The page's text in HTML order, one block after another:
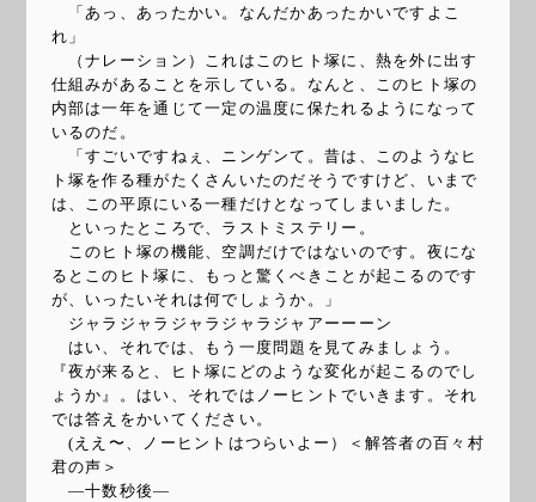
「あっ、あったかい。なんだかあったかいですよこ
れ」
（ナレーション）これはこのヒト塚に、熱を外に出す
仕組みがあることを示している。なんと、このヒト塚の
内部は一年を通じて一定の温度に保たれるようになって
いるのだ。
「すごいですねぇ、ニンゲンて。昔は、このようなヒ
ト塚を作る種がたくさんいたのだそうですけど、いまで
は、この平原にいる一種だけとなってしまいました。
といったところで、ラストミステリー。
このヒト塚の機能、空調だけではないのです。夜にな
るとこのヒト塚に、もっと驚くべきことが起こるのです
が、いったいそれは何でしょうか。」
ジャラジャラジャラジャラジャアーーーン
はい、それでは、もう一度問題を見てみましょう。
『夜が来ると、ヒト塚にどのような変化が起こるのでし
ょうか』。はい、それではノーヒントでいきます。それ
では答えをかいてください。
(ええ〜、ノーヒントはつらいよー）＜解答者の百々村
君の声＞
―十数秒後―